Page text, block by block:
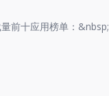
前十应用榜单：&nbsp;